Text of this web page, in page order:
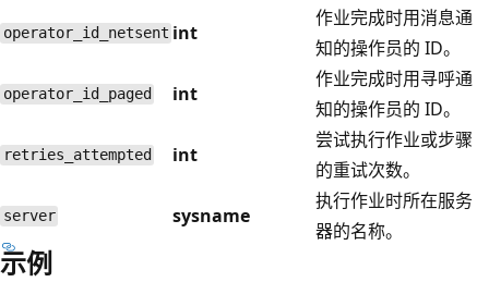
operator_id_netsent int
作业完成时用消息通
知的操作员的 ID。
operator_id_paged int
作业完成时用寻呼通
知的操作员的 ID。
retries_attempted int
尝试执行作业或步骤
的重试次数。
server sysname
执行作业时所在服务
器的名称。
示例